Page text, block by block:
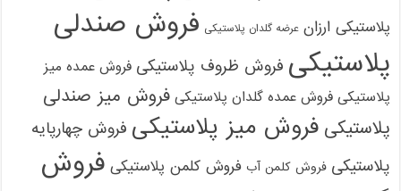
پلاستیکی ارزان عرضه گلدان پلاستیکی فروش صندلی
پلاستیکی فروش ظروف پلاستیکی فروش عمده میز
پلاستیکی فروش عمده گلدان پلاستیکی فروش میز صندلی
پلاستیکی فروش میز پلاستیکی فروش چهارپایه
پلاستیکی فروش کلمن آب فروش کلمن پلاستیکی فروش